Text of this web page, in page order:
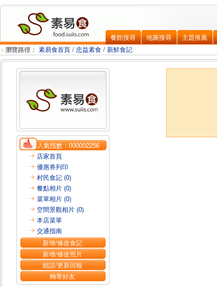
餐館搜尋 地圖搜尋
主題推薦
瀏覽路徑： 素易食首頁 / 忠益素食 / 新鮮食記
人氣指數：000002256
店家首頁
優惠券列印
村民食記 (0)
餐點相片 (0)
菜單相片 (0)
空間景觀相片 (0)
本店菜單
交通指南
新增/修改食記
新增/修改照片
錯誤/更新回報
轉寄好友